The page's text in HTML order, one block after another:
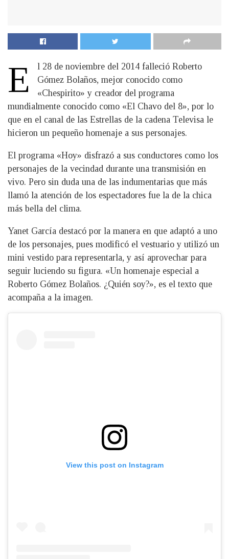
E
l 28 de noviembre del 2014 falleció Roberto
Gómez Bolaños, mejor conocido como
«Chespirito» y creador del programa
mundialmente conocido como «El Chavo del 8», por lo
que en el canal de las Estrellas de la cadena Televisa le
hicieron un pequeño homenaje a sus personajes.
El programa «Hoy» disfrazó a sus conductores como los
personajes de la vecindad durante una transmisión en
vivo. Pero sin duda una de las indumentarias que más
llamó la atención de los espectadores fue la de la chica
más bella del clima.
Yanet García destacó por la manera en que adaptó a uno
de los personajes, pues modificó el vestuario y utilizó un
mini vestido para representarla, y así aprovechar para
seguir luciendo su figura. «Un homenaje especial a
Roberto Gómez Bolaños. ¿Quién soy?», es el texto que
acompaña a la imagen.
View this post on Instagram